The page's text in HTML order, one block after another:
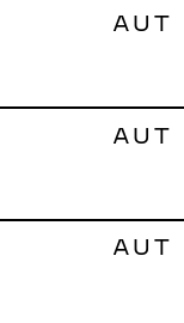
AUT
AUT
AUT